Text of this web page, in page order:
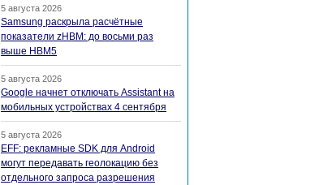
5 августа 2026
Samsung раскрыла расчётные
показатели zHBM: до восьми раз
выше HBM5
5 августа 2026
Google начнет отключать Assistant на
мобильных устройствах 4 сентября
5 августа 2026
EFF: рекламные SDK для Android
могут передавать геолокацию без
отдельного запроса разрешения